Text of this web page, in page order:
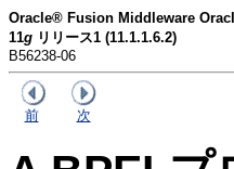
Oracle® Fusion Middleware
11g リリース1 (11.1.1.6.2)
B56238-06
前 次